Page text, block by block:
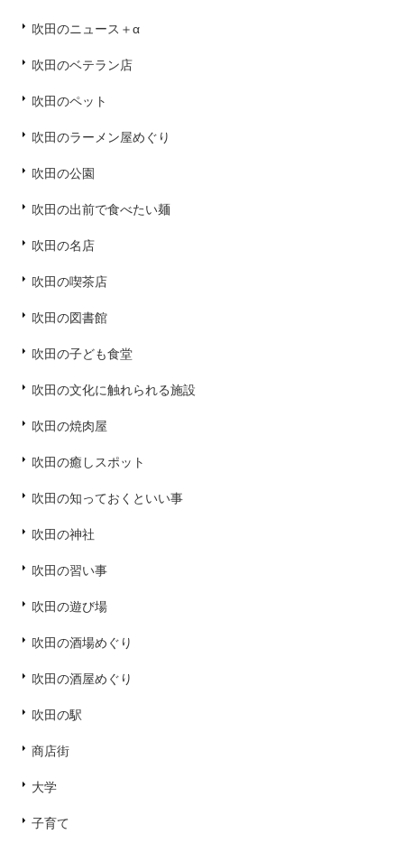
吹田のニュース＋α
吹田のベテラン店
吹田のペット
吹田のラーメン屋めぐり
吹田の公園
吹田の出前で食べたい麺
吹田の名店
吹田の喫茶店
吹田の図書館
吹田の子ども食堂
吹田の文化に触れられる施設
吹田の焼肉屋
吹田の癒しスポット
吹田の知っておくといい事
吹田の神社
吹田の習い事
吹田の遊び場
吹田の酒場めぐり
吹田の酒屋めぐり
吹田の駅
商店街
大学
子育て